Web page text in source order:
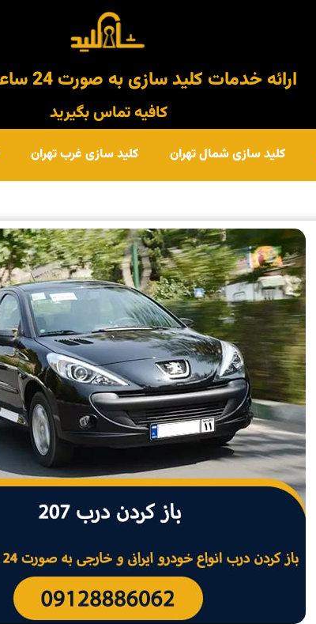
ارائه خدمات کلید سازی به صورت 24 ساعته در تهران
کافیه تماس بگیرید
کلید سازی شمال تهران کلید سازی غرب تهران